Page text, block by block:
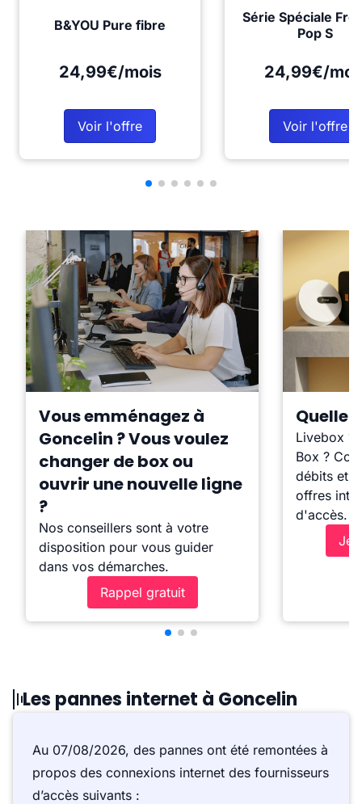
B&YOU Pure fibre
24,99€/mois
Voir l'offre
Série Spéciale
Pop S
24,99€/
Voir l'offre
Vous emménagez à
Goncelin ? Vous voulez
changer de box ou
ouvrir une nouvelle ligne
?
Nos conseillers sont à votre
disposition pour vous guider
dans vos démarches.
Rappel gratuit
Quelle
Livebox ?
Box ?
débits et
offres
d'accès.
Je
Les pannes internet à Goncelin
Au 07/08/2026, des pannes ont été remontées à
propos des connexions internet des fournisseurs
d’accès suivants :